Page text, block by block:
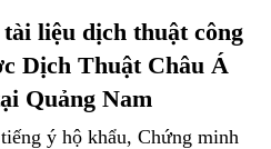
liệu dịch thuật công
Dịch Thuật Châu Á
Quảng Nam
ý hộ khẩu, Chứng minh